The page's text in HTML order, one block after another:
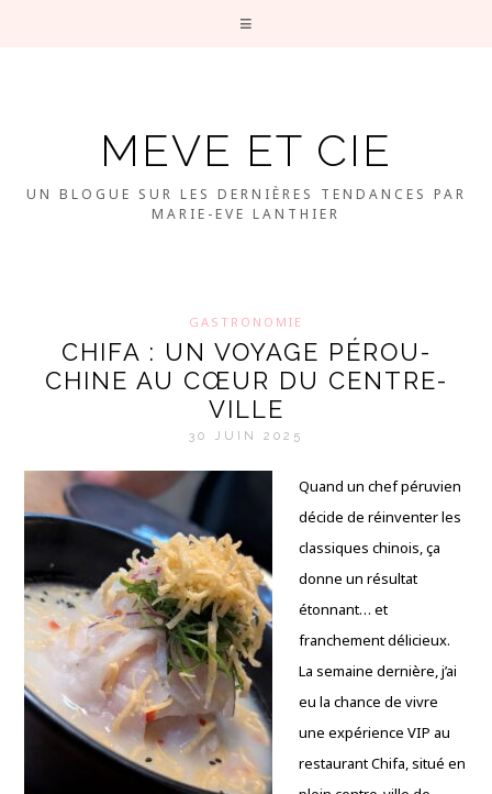
MEVE ET CIE
UN BLOGUE SUR LES DERNIÈRES TENDANCES PAR
MARIE-EVE LANTHIER
GASTRONOMIE
CHIFA : UN VOYAGE PÉROU-
CHINE AU CŒUR DU CENTRE-
VILLE
30 JUIN 2025
Quand un chef péruvien
décide de réinventer les
classiques chinois, ça
donne un résultat
étonnant… et
franchement délicieux.
La semaine dernière, j’ai
eu la chance de vivre
une expérience VIP au
restaurant Chifa, situé en